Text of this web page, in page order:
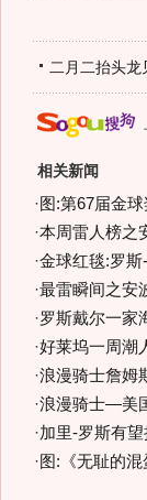
二月二抬头龙
相关新闻
· 图:第67届金
·本周雷人榜之
·金球红毯:罗
·最雷瞬间之安
·罗斯戴尔一家
·好莱坞一周潮
·浪漫骑士詹姆
·浪漫骑士—美
·加里-罗斯有
· 图:《无耻的